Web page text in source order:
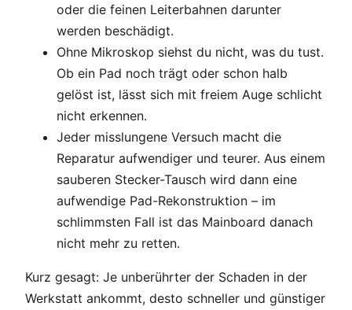
oder die feinen Leiterbahnen darunter
werden beschädigt.
Ohne Mikroskop siehst du nicht, was du tust.
Ob ein Pad noch trägt oder schon halb
gelöst ist, lässt sich mit freiem Auge schlicht
nicht erkennen.
Jeder misslungene Versuch macht die
Reparatur aufwendiger und teurer. Aus einem
sauberen Stecker-Tausch wird dann eine
aufwendige Pad-Rekonstruktion – im
schlimmsten Fall ist das Mainboard danach
nicht mehr zu retten.
Kurz gesagt: Je unberührter der Schaden in der
Werkstatt ankommt, desto schneller und günstiger